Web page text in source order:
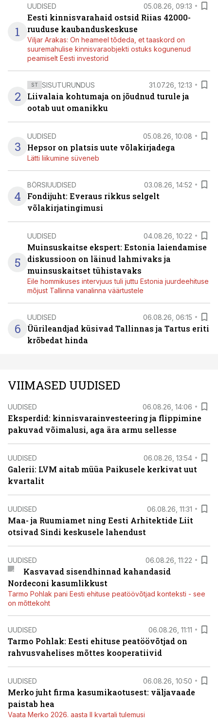
1
UUDISED 05.08.26, 09:13
Eesti kinnisvarahaid ostsid Riias 42000-
ruuduse kaubanduskeskuse
Viljar Arakas: On heameel tõdeda, et taaskord on
suuremahulise kinnisvaraobjekti ostuks kogunenud
peamiselt Eesti investorid
2
ST SISUTURUNDUS 31.07.26, 12:13
Liivalaia kohtumaja on jõudnud turule ja
ootab uut omanikku
3
UUDISED 05.08.26, 10:08
Hepsor on platsis uute võlakirjadega
Lätti liikumine süveneb
4
BÖRSIUUDISED 03.08.26, 14:52
Fondijuht: Everaus rikkus selgelt
võlakirjatingimusi
5
UUDISED 04.08.26, 10:22
Muinsuskaitse ekspert: Estonia laiendamise
diskussioon on läinud lahmivaks ja
muinsuskaitset tühistavaks
Eile hommikuses intervjuus tuli juttu Estonia juurdeehituse
mõjust Tallinna vanalinna väärtustele
6
UUDISED 06.08.26, 06:15
Üürileandjad küsivad Tallinnas ja Tartus eriti
krõbedat hinda
VIIMASED UUDISED
UUDISED 06.08.26, 14:06
Eksperdid: kinnisvarainvesteering ja flippimine
pakuvad võimalusi, aga ära armu sellesse
UUDISED 06.08.26, 13:54
Galerii: LVM aitab müüa Paikusele kerkivat uut
kvartalit
UUDISED 06.08.26, 11:31
Maa- ja Ruumiamet ning Eesti Arhitektide Liit
otsivad Sindi keskusele lahendust
UUDISED 06.08.26, 11:22
Kasvavad sisendhinnad kahandasid
Nordeconi kasumlikkust
Tarmo Pohlak pani Eesti ehituse peatöövõtjad konteksti - see
on mõttekoht
UUDISED 06.08.26, 11:11
Tarmo Pohlak: Eesti ehituse peatöövõtjad on
rahvusvahelises mõttes kooperatiivid
UUDISED 06.08.26, 10:50
Merko juht firma kasumikaotusest: väljavaade
paistab hea
Vaata Merko 2026. aasta II kvartali tulemusi